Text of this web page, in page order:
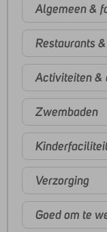
Algemeen &
Restaurants
Activiteiten &
Zwembaden
Verzorging
Goed om te